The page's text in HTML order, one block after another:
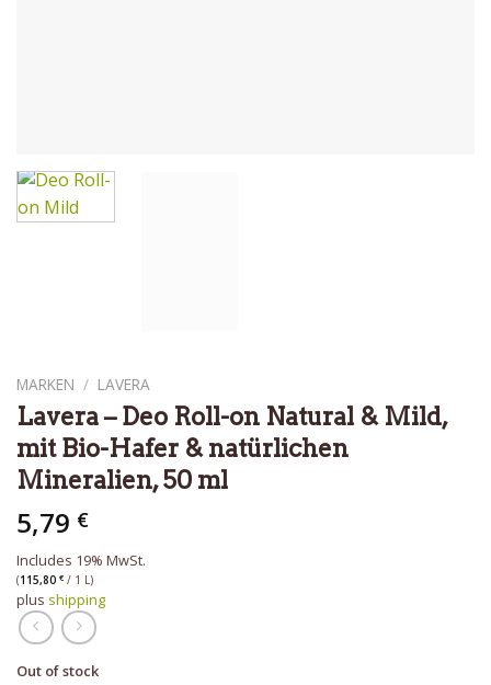
MARKEN / LAVERA
Lavera – Deo Roll-on Natural & Mild,
mit Bio-Hafer & natürlichen
Mineralien, 50 ml
5,79 €
Includes 19% MwSt.
(115,80 € / 1 L)
plus shipping
Out of stock